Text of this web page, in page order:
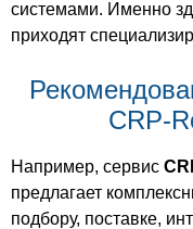
системами. Именно
приходят
CRP-
Например, сервис
предлагает
подбору, поставке,